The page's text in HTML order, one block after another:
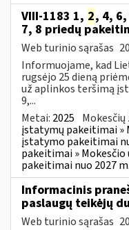
VIII-1183 1, 2, 4,
7, 8 priedų
Web turinio sąrašas
Informuojame, kad
rugsėjo 25 dieną
už aplinkos teršimą
9,...
Metai: 2025
įstatymų pakeitimai »
įstatymo pakeitimai
pakeitimai »
pakeitimai nuo 2027 m.
Informacinis
paslaugų teikėjų
Web turinio sąrašas